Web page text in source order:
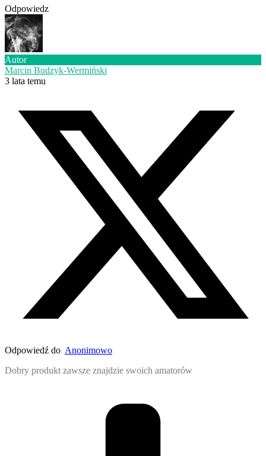
Odpowiedz
Autor
Marcin Budzyk-Wermiński
3 lata temu
Odpowiedź do Anonimowo
Dobry produkt zawsze znajdzie swoich amatorów